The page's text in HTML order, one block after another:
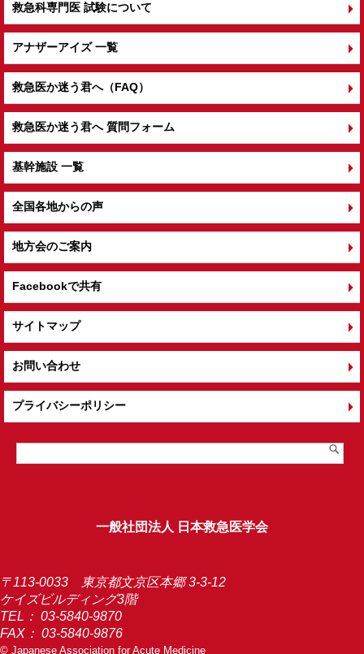
救急科専門医 試験について
アナザーアイズ 一覧
救急医か迷う君へ（FAQ）
救急医か迷う君へ 質問フォーム
基幹施設 一覧
全国各地からの声
地方会のご案内
Facebookで共有
サイトマップ
お問い合わせ
プライバシーポリシー
一般社団法人 日本救急医学会
〒113-0033 東京都文京区本郷 3-3-12
ケイズビルディング3階
TEL： 03-5840-9870
FAX： 03-5840-9876
© Japanese Association for Acute Medicine